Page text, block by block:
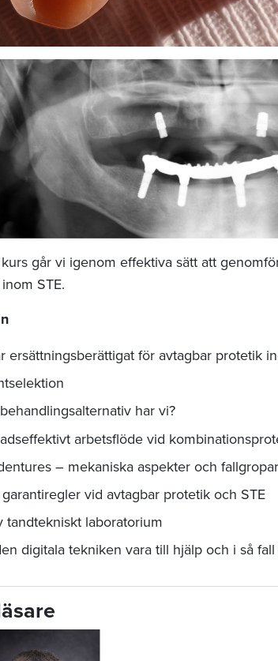
går vi igenom effektiva sätt att
STE.
ersättningsberättigat för avtagbar protetik
har vi?
arbetsflöde vid
– mekaniska aspekter och fallgropar
garantiregler vid avtagbar protetik och STE
tandtekniskt laboratorium
digitala tekniken vara till hjälp och i så fall